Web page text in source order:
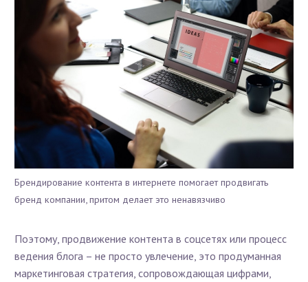
Брендирование контента в интернете помогает продвигать
бренд компании, притом делает это ненавязчиво
Поэтому, продвижение контента в соцсетях или процесс
ведения блога – не просто увлечение, это продуманная
маркетинговая стратегия, сопровождающая цифрами,